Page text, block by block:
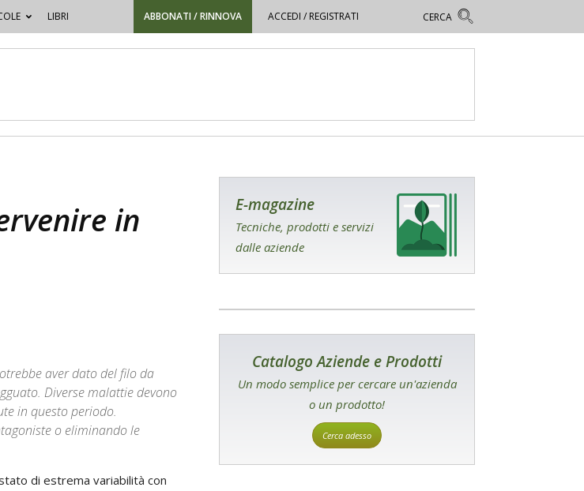
LIBRI ABBONATI / RINNOVA ACCEDI / REGISTRATI
in
aver dato del filo da
Diverse malattie devono
in questo periodo.
o eliminando le
di estrema variabilità con
E-magazine
Tecniche, prodotti e servizi
dalle aziende
Catalogo Aziende e Prodotti
Un modo semplice per cercare un'azienda
o un prodotto!
Cerca adesso